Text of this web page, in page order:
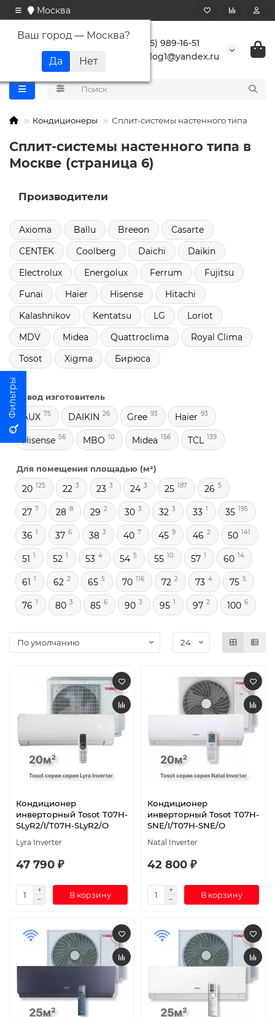
Москва
Ваш город — Москва?
+7 (495) 989-16-51
buranlog1@yandex.ru
Кондиционеры Сплит-системы настенного типа
Сплит-системы настенного типа в
Москве (страница 6)
Производители
Axioma Ballu Breeon
Casarte
CENTEK
Coolberg Daichi
Daikin
Electrolux
Energolux Ferrum
Fujitsu
Funai
Haier Hisense
Hitachi
Kalashnikov
Kentatsu LG
Loriot
MDV
Midea Quattroclima
Royal Clima
Tosot
Xigma Бирюса
Завод изготовитель
AUX 75 DAIKIN 26 Gree 93 Haier 93
Hisense 56 MBO 10 Midea 156 TCL 139
Для помещения площадью (м²)
20 125 22 3 23 3 24 3 25 187 26 5
27 7 28 8 29 2 30 3 32 3 33 1 35 195
36 1 37 6 38 3 40 7 45 9 46 2 50 141
51 1 52 1 53 4 54 5 55 10 57 1 60 14
61 1 62 2 65 5 70 116 72 2 73 4 75 5
76 1 80 3 85 6 90 3 95 1 97 2 100 6
Кондиционер
инверторный Tosot T07H-
SLyR2/I/T07H-SLyR2/O
Lyra Inverter
47 790 ₽
В корзину
Кондиционер
инверторный Tosot T07H-
SNE/I/T07H-SNE/O
Natal Inverter
42 800 ₽
В корзину